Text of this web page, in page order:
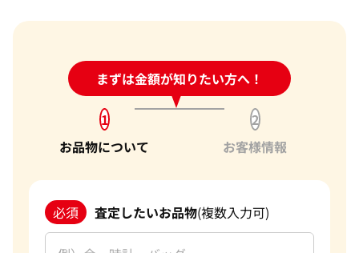
まずは金額が知りたい方へ！
24時間受付中!問い合わせフォーム
1
お品物について
2
お客様情報
必須 査定したいお品物(複数入力可)